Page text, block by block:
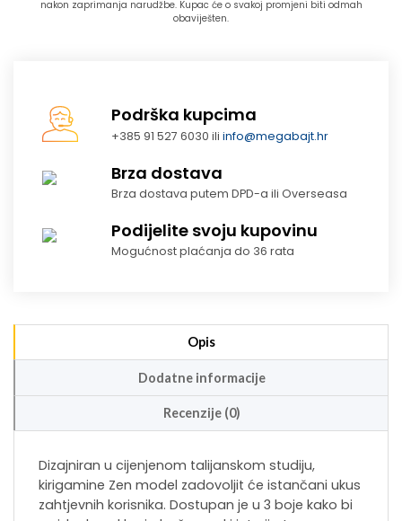
nakon zaprimanja narudžbe. Kupac će o svakoj promjeni biti odmah
obaviješten.
Podrška kupcima
+385 91 527 6030 iliinfo@megabajt.hr
Brza dostava
Brza dostava putem DPD-a ili Overseasa
Podijelite svoju kupovinu
Mogućnost plaćanja do 36 rata
Opis
Dodatne informacije
Recenzije (0)
Dizajniran u cijenjenom talijanskom studiju,
kirigamine Zen model zadovoljit će istančani ukus
zahtjevnih korisnika. Dostupan je u 3 boje kako bi